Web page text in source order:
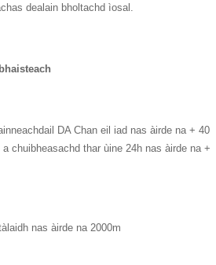
dealain bholtachd ìosal.
DA Chan eil iad nas àirde na + 40
chuibheasachd thar ùine 24h nas àirde na +
nas àirde na 2000m